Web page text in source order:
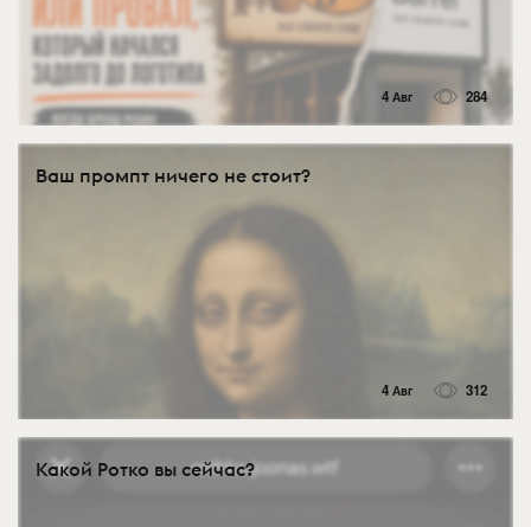
4 Авг 284
Ваш промпт ничего не стоит?
4 Авг 312
Какой Ротко вы сейчас?